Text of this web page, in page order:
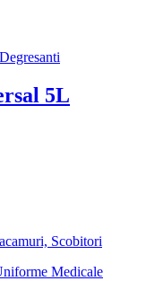
5L
Scobitori
Medicale